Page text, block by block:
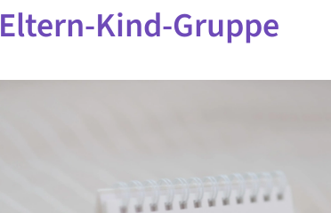
Eltern-Kind-Gruppe